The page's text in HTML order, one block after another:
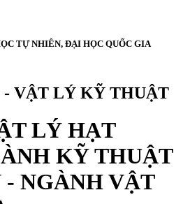
TỰ NHIÊN, ĐẠI HỌC QUỐC GIA
VẬT LÝ KỸ THUẬT
LÝ HẠT
KỸ THUẬT
NGÀNH VẬT